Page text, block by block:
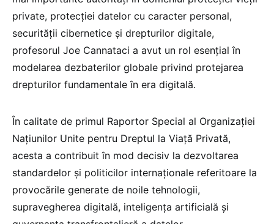
private, protecției datelor cu caracter personal,
securității cibernetice și drepturilor digitale,
profesorul Joe Cannataci a avut un rol esențial în
modelarea dezbaterilor globale privind protejarea
drepturilor fundamentale în era digitală.
În calitate de primul Raportor Special al Organizației
Națiunilor Unite pentru Dreptul la Viață Privată,
acesta a contribuit în mod decisiv la dezvoltarea
standardelor și politicilor internaționale referitoare la
provocările generate de noile tehnologii,
supravegherea digitală, inteligența artificială și